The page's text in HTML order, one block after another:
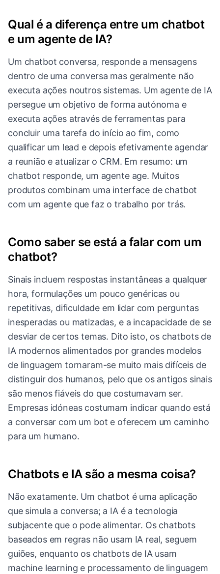
Qual é a diferença entre um chatbot
e um agente de IA?
Um chatbot conversa, responde a mensagens
dentro de uma conversa mas geralmente não
executa ações noutros sistemas. Um agente de IA
persegue um objetivo de forma autónoma e
executa ações através de ferramentas para
concluir uma tarefa do início ao fim, como
qualificar um lead e depois efetivamente agendar
a reunião e atualizar o CRM. Em resumo: um
chatbot responde, um agente age. Muitos
produtos combinam uma interface de chatbot
com um agente que faz o trabalho por trás.
Como saber se está a falar com um
chatbot?
Sinais incluem respostas instantâneas a qualquer
hora, formulações um pouco genéricas ou
repetitivas, dificuldade em lidar com perguntas
inesperadas ou matizadas, e a incapacidade de se
desviar de certos temas. Dito isto, os chatbots de
IA modernos alimentados por grandes modelos
de linguagem tornaram-se muito mais difíceis de
distinguir dos humanos, pelo que os antigos sinais
são menos fiáveis do que costumavam ser.
Empresas idóneas costumam indicar quando está
a conversar com um bot e oferecem um caminho
para um humano.
Chatbots e IA são a mesma coisa?
Não exatamente. Um chatbot é uma aplicação
que simula a conversa; a IA é a tecnologia
subjacente que o pode alimentar. Os chatbots
baseados em regras não usam IA real, seguem
guiões, enquanto os chatbots de IA usam
machine learning e processamento de linguagem